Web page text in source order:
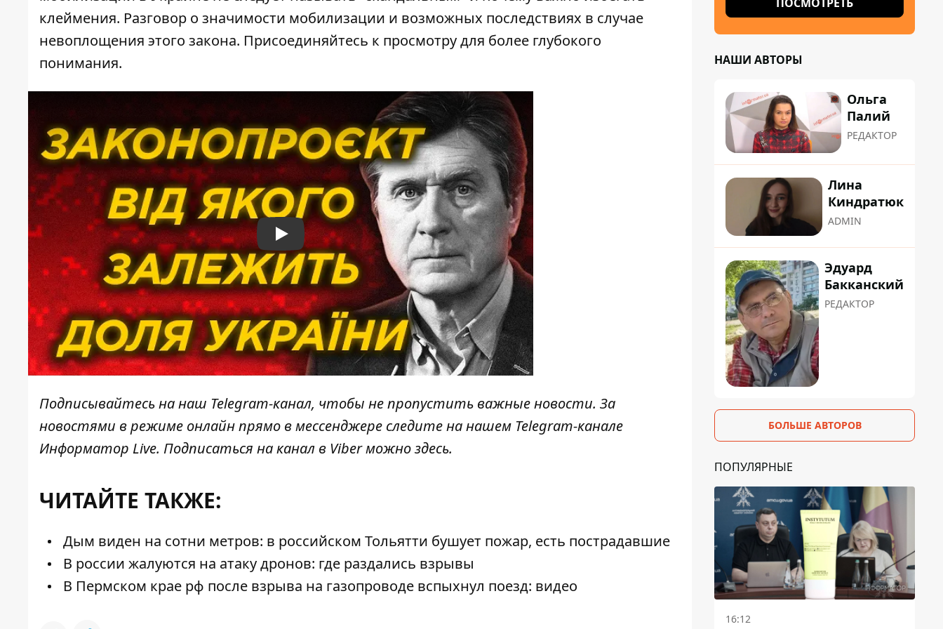
клеймения. Разговор о значимости мобилизации и возможных последствиях в случае
невоплощения этого закона. Присоединяйтесь к просмотру для более глубокого
понимания.
Play
Подписывайтесь на наш Telegram-канал, чтобы не пропустить важные новости. За
новостями в режиме онлайн прямо в мессенджере следите на нашем Telegram-канале
Информатор Live. Подписаться на канал в Viber можноздесь.
ЧИТАЙТЕ ТАКЖЕ:
Дым виден на сотни метров: в российском Тольятти бушует пожар, есть пострадавшие
В россии жалуются на атаку дронов: где раздались взрывы
В Пермском крае рф после взрыва на газопроводе вспыхнул поезд: видео
НАШИ АВТОРЫ
Ольга
Палий
РЕДАКТОР
Лина
Киндратюк
ADMIN
Эдуард
Бакканский
РЕДАКТОР
БОЛЬШЕ АВТОРОВ
ПОПУЛЯРНЫЕ
16:12